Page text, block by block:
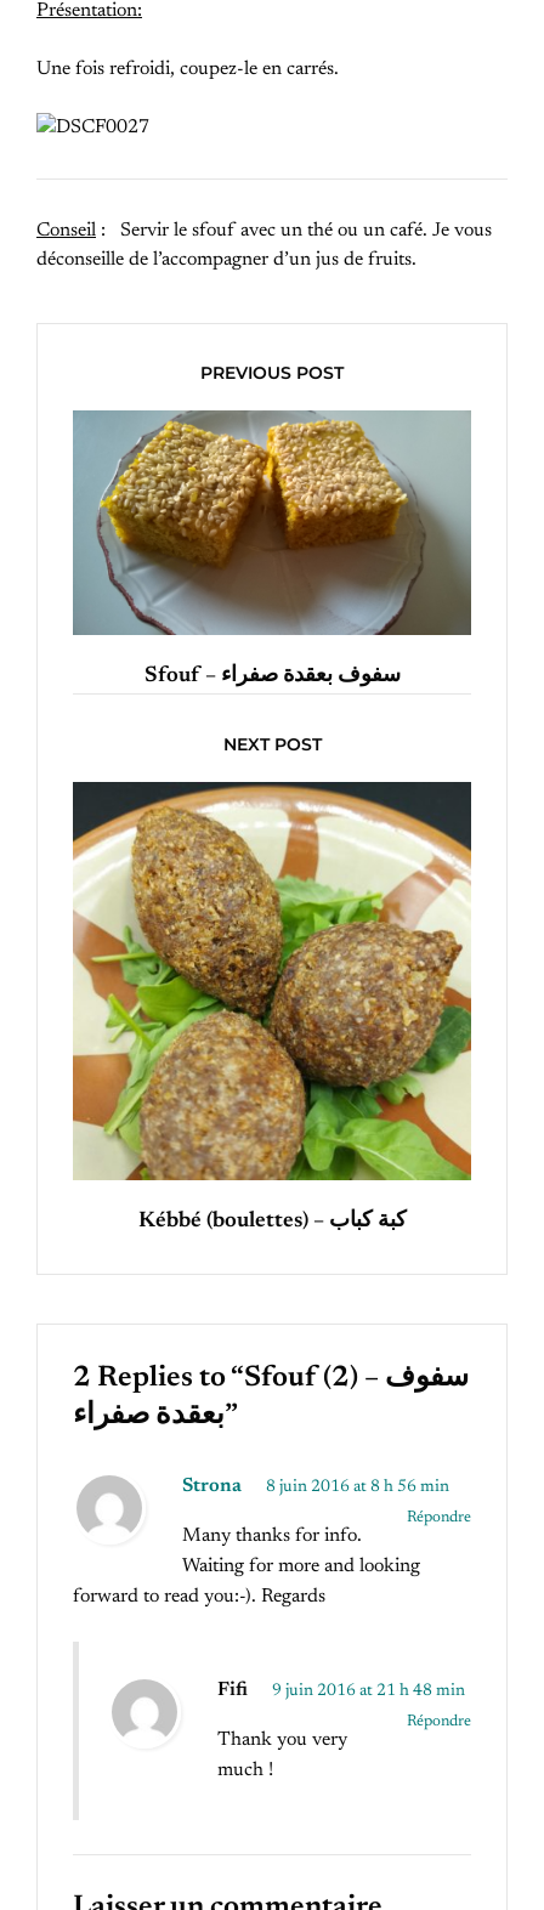
Présentation:
Une fois refroidi, coupez-le en carrés.
Conseil : Servir le sfouf avec un thé ou un café. Je vous
déconseille de l’accompagner d’un jus de fruits.
PREVIOUS POST
Sfouf – سفوف بعقدة صفراء
NEXT POST
Kébbé (boulettes) – كبة كباب
2 Replies to “Sfouf (2) – سفوف
بعقدة صفراء”
Strona 8 juin 2016 at 8 h 56 min
Répondre
Many thanks for info.
Waiting for more and looking
forward to read you:-). Regards
Fifi 9 juin 2016 at 21 h 48 min
Répondre
Thank you very
much !